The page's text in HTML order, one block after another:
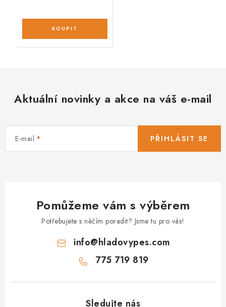
Aktuální novinky a akce na váš e-mail
E-mail PŘIHLÁSIT SE
Pomůžeme vám s výběrem
Potřebujete s něčím poradit? Jsme tu pro vás!
info@hladovypes.com
775 719 819